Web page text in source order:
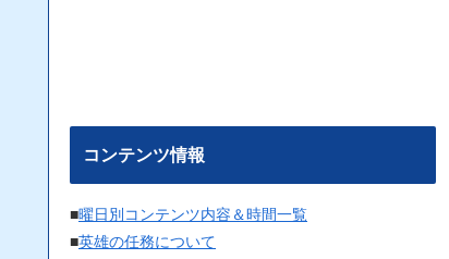
コンテンツ情報
■曜日別コンテンツ内容＆時間一覧
■英雄の任務について